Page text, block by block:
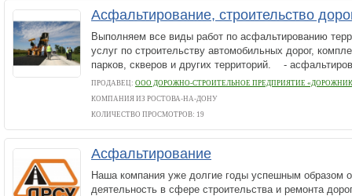
Асфальтирование, строительство
Выполняем все виды работ по асфальтированию
услуг по строительству автомобильных дорог,
парков, скверов и других территорий. -
ПРОДАВЕЦ: ООО ДОРОЖНО-СТРОИТЕЛЬНОЕ ПРЕДПРИЯТИЕ
КОМПАНИЯ ИЗ РОСТОВА-НА-ДОНУ
КОЛИЧЕСТВО ПРОСМОТРОВ: 19
Асфальтирование
Наша компания уже долгие годы успешным образом
деятельность в сфере строительства и ремонта